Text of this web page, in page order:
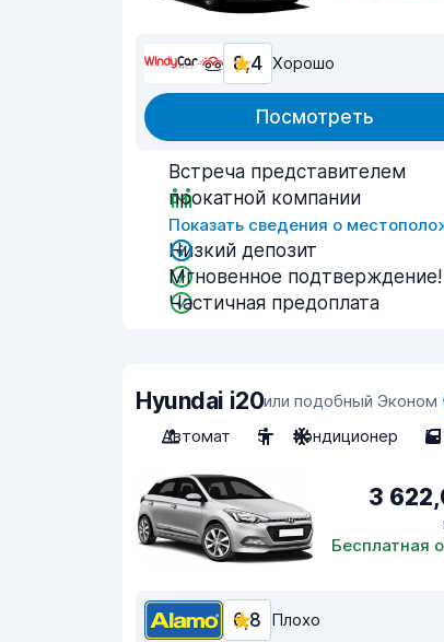
8,4 Хорошо
Посмотреть
Встреча представителем
прокатной компании
Показать сведения о
Низкий депозит
Мгновенное подтверждение!
Частичная предоплата
Hyundai i20или подобный Эконом
Автомат
5 Кондиционер 5
3
Бесплатная
6,8 Плохо